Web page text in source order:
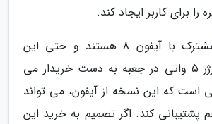
را برای کاربر ایجاد کند.
اما سایر موارد، مشترک با آیفون 8 هستند و حتی این
موبایل با یک شارژر 5 واتی در جعبه به دست خریدار می
است که این نسخه از آیفون، می تواند
را هم پشتیبانی کند. اگر تصمیم به خرید این